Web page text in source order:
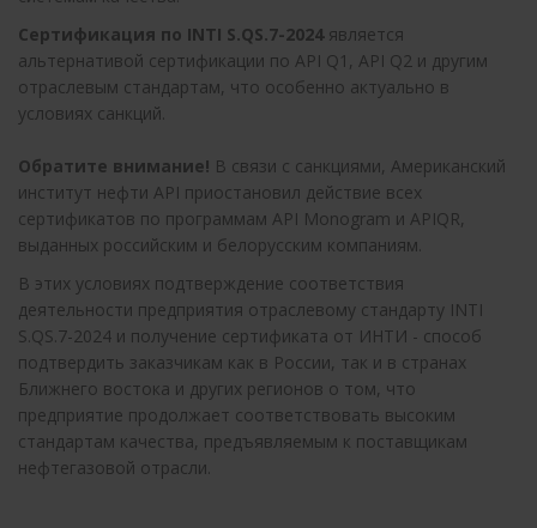
Сертификация по INTI S.QS.7-2024 является
альтернативой сертификации по API Q1, API Q2 и другим
отраслевым стандартам, что особенно актуально в
условиях санкций.
Обратите внимание! В связи с санкциями, Американский
институт нефти API приостановил действие всех
сертификатов по программам API Monogram и APIQR,
выданных российским и белорусским компаниям.
В этих условиях подтверждение соответствия
деятельности предприятия отраслевому стандарту INTI
S.QS.7-2024 и получение сертификата от ИНТИ - способ
подтвердить заказчикам как в России, так и в странах
Ближнего востока и других регионов о том, что
предприятие продолжает соответствовать высоким
стандартам качества, предъявляемым к поставщикам
нефтегазовой отрасли.